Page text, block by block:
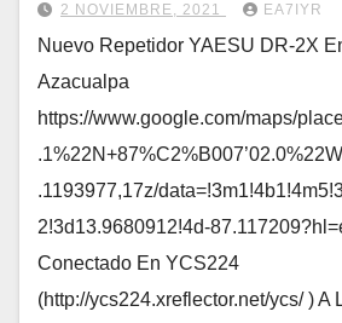
2 NOVIEMBRE, 2021 EA7IYR
Nuevo Repetidor YAESU DR-2X
Azacualpa
https://www.google.com/maps/
.1193977,17z/
2!3d13.9680912!4d-
Conectado En YCS224
(http://ycs224.xreflector.net/ycs/ ) A